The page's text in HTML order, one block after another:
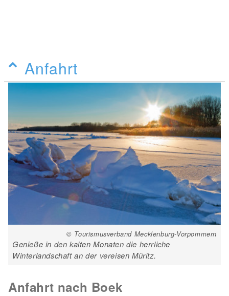
Anfahrt
© Tourismusverband Mecklenburg-Vorpommern
Genieße in den kalten Monaten die herrliche
Winterlandschaft an der vereisen Müritz.
Anfahrt nach Boek